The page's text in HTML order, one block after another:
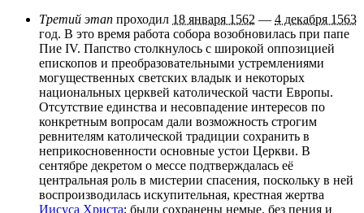
Третий этап проходил 18 января 1562 — 4 декабря 1563
год. В это время работа собора возобновилась при папе
Пие IV. Папство столкнулось с широкой оппозицией
епископов и преобразовательными устремлениями
могущественных светских владык и некоторых
национальных церквей католической части Европы.
Отсутствие единства и несовпадение интересов по
конкретным вопросам дали возможность строгим
ревнителям католической традиции сохранить в
неприкосновенности основные устои Церкви. В
сентябре декретом о мессе подтверждалась её
центральная роль в мистерии спасения, поскольку в ней
воспроизводилась искупительная, крестная жертва
Иисуса Христа; были сохранены немые, без пения и